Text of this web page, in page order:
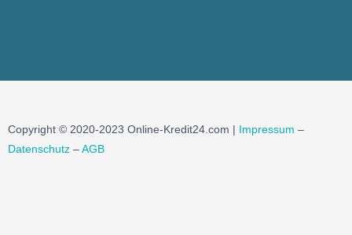
Copyright © 2020-2023 Online-Kredit24.com | Impressum –
Datenschutz – AGB